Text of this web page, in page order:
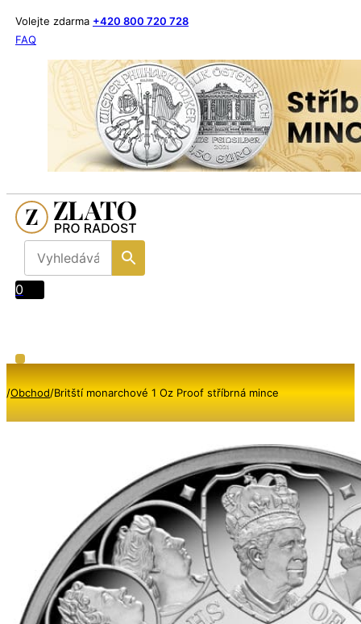
Volejte zdarma +420 800 720 728
FAQ
0
/Obchod/Britští monarchové 1 Oz Proof stříbrná mince